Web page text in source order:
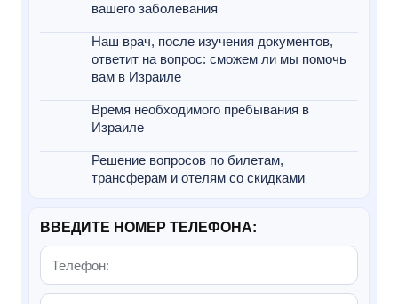
ВВЕДИТЕ НОМЕР ТЕЛЕФОНА:
вашего заболевания
Наш врач, после изучения документов,
ответит на вопрос: сможем ли мы помочь
вам в Израиле
Время необходимого пребывания в
Израиле
Решение вопросов по билетам,
трансферам и отелям со скидками